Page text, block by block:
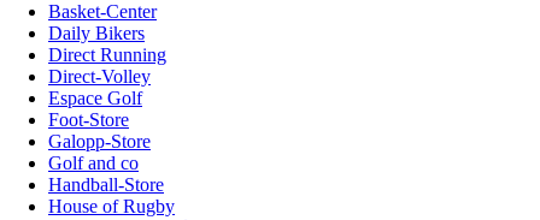
Basket-Center
Daily Bikers
Direct Running
Direct-Volley
Espace Golf
Foot-Store
Galopp-Store
Golf and co
Handball-Store
House of Rugby